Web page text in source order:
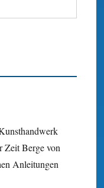
Zeit Berge von
Anleitungen